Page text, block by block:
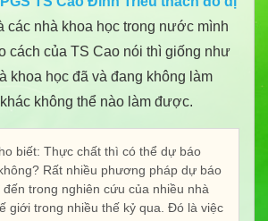
các nhà khoa học trong nước mình
cách của TS Cao nói thì giống như
khoa học đã và đang không làm
không thể nào làm được.
biết: Thực chất thì có thể dự báo
Rất nhiều phương pháp dự báo
trong nghiên cứu của nhiều nhà
giới trong nhiều thế kỷ qua. Đó là việc